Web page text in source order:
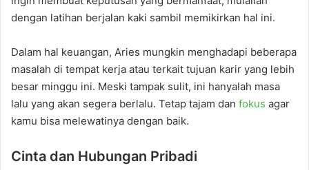
dengan latihan berjalan kaki sambil memikirkan hal ini.
Dalam hal keuangan, Aries mungkin menghadapi beberapa
masalah di tempat kerja atau terkait tujuan karir yang lebih
besar minggu ini. Meski tampak sulit, ini hanyalah masa
lalu yang akan segera berlalu. Tetap tajam dan fokus agar
kamu bisa melewatinya dengan baik.
Cinta dan Hubungan Pribadi